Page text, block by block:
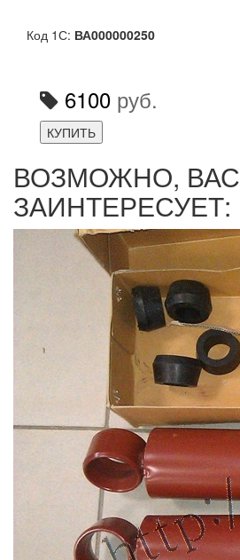
Код 1С: ВА000000250
6100 руб.
КУПИТЬ
ВОЗМОЖНО, ВАС
ЗАИНТЕРЕСУЕТ: